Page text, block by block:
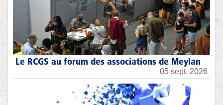
Le RCGS au forum des associations de Meylan
05 sept. 2026